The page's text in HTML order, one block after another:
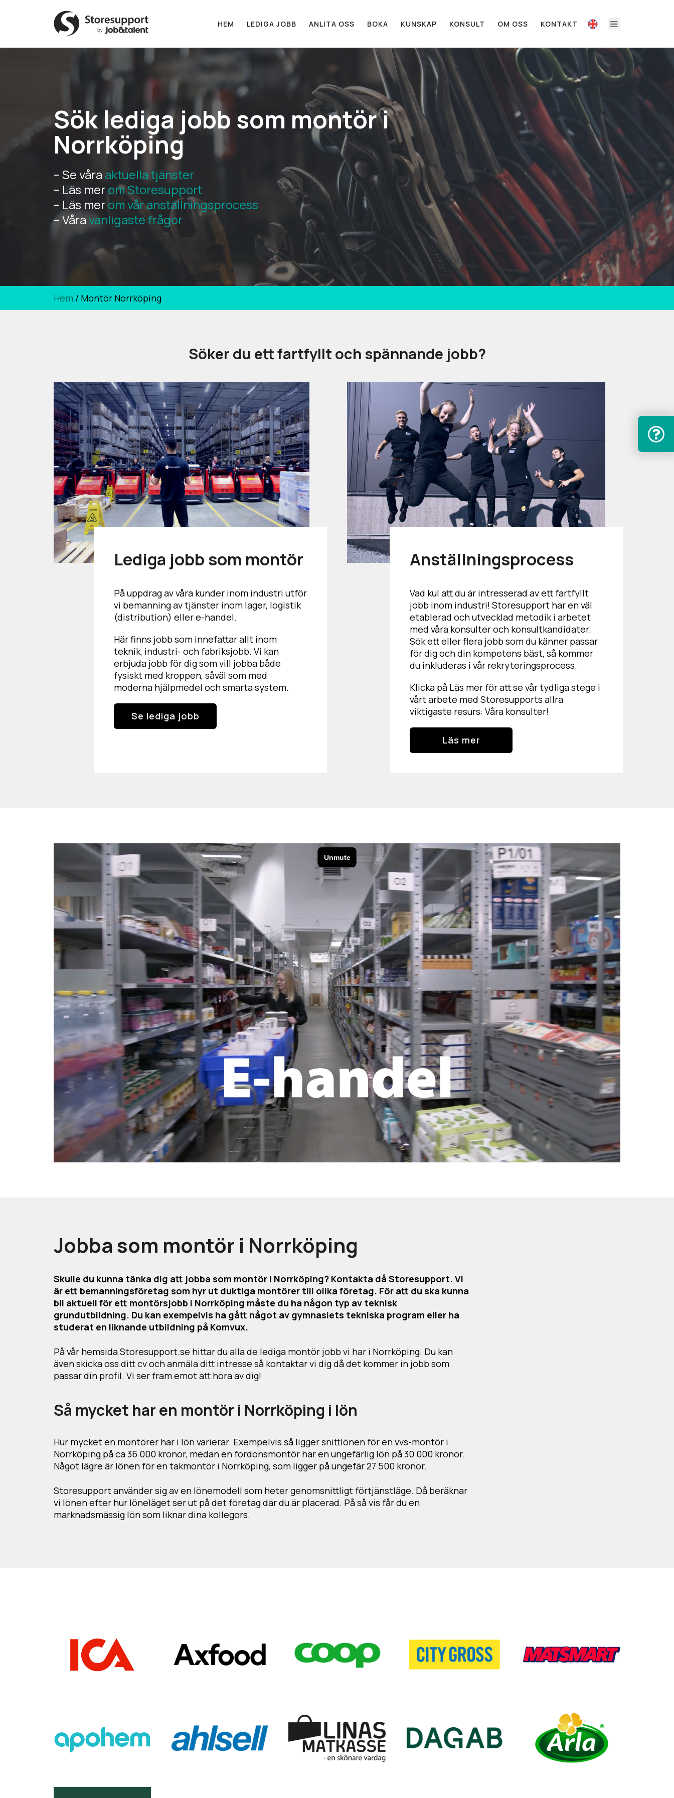
HEM LEDIGA JOBB ANLITA OSS BOKA KUNSKAP KONSULT OM OSS KONTAKT
Sök lediga jobb som montör i
Norrköping
– Se våra aktuella tjänster
– Läs merom Storesupport
– Läs merom vår anställningsprocess
– Våravanligaste frågor
Hem / Montör Norrköping
Söker du ett fartfyllt och spännande jobb?
Lediga jobb som montör
På uppdrag av våra kunder inom industri utför
vi bemanning av tjänster inom lager, logistik
(distribution) eller e-handel.
Här finns jobb som innefattar allt inom
teknik, industri- och fabriksjobb. Vi kan
erbjuda jobb för dig som vill jobba både
fysiskt med kroppen, såväl som med
moderna hjälpmedel och smarta system.
Se lediga jobb
Anställningsprocess
Vad kul att du är intresserad av ett fartfyllt
jobb inom industri! Storesupport har en väl
etablerad och utvecklad metodik i arbetet
med våra konsulter och konsultkandidater.
Sök ett eller flera jobb som du känner passar
för dig och din kompetens bäst, så kommer
du inkluderas i vår rekryteringsprocess.
Klicka på Läs mer för att se vår tydliga stege i
vårt arbete med Storesupports allra
viktigaste resurs: Våra konsulter!
Läs mer
Jobba som montör i Norrköping
Skulle du kunna tänka dig att jobba som montör i Norrköping? Kontakta då Storesupport. Vi
är ett bemanningsföretag som hyr ut duktiga montörer till olika företag. För att du ska kunna
bli aktuell för ett montörsjobb i Norrköping måste du ha någon typ av teknisk
grundutbildning. Du kan exempelvis ha gått något av gymnasiets tekniska program eller ha
studerat en liknande utbildning på Komvux.
På vår hemsida Storesupport.se hittar du alla de lediga montör jobb vi har i Norrköping. Du kan
även skicka oss ditt cv och anmäla ditt intresse så kontaktar vi dig då det kommer in jobb som
passar din profil. Vi ser fram emot att höra av dig!
Så mycket har en montör i Norrköping i lön
Hur mycket en montörer har i lön varierar. Exempelvis så ligger snittlönen för en vvs-montör i
Norrköping på ca 36 000 kronor, medan en fordonsmontör har en ungefärlig lön på 30 000 kronor.
Något lägre är lönen för en takmontör i Norrköping, som ligger på ungefär 27 500 kronor.
Storesupport använder sig av en lönemodell som heter genomsnittligt förtjänstläge. Då beräknar
vi lönen efter hur löneläget ser ut på det företag där du är placerad. På så vis får du en
marknadsmässig lön som liknar dina kollegors.